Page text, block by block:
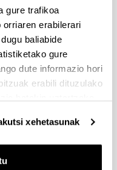
gure trafikoa
erabilerari
baliabide
gure
dute informazio hori
erabili dituzulako
xehetasunak
eskabideen behin-
- 2026/03/23-
behar duten
aurkezteko
barne)
kultura
2026
2026/09/16 13:00
bakarkako